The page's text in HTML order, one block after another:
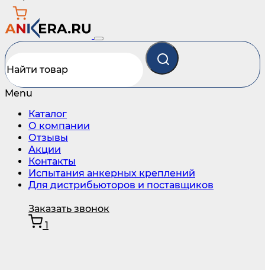
Menu
Каталог
О компании
Отзывы
Акции
Контакты
Испытания анкерных креплений
Для дистрибьюторов и поставщиков
Заказать звонок
1